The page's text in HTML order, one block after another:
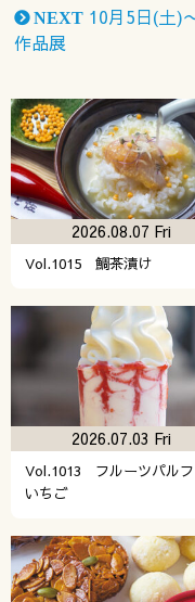
NEXT 10月5日(土
作品展
Vol.1015 鯛茶漬け
2026.08.07 Fri
Vol.1013 フルーツパルフ
いちご
2026.07.03 Fri